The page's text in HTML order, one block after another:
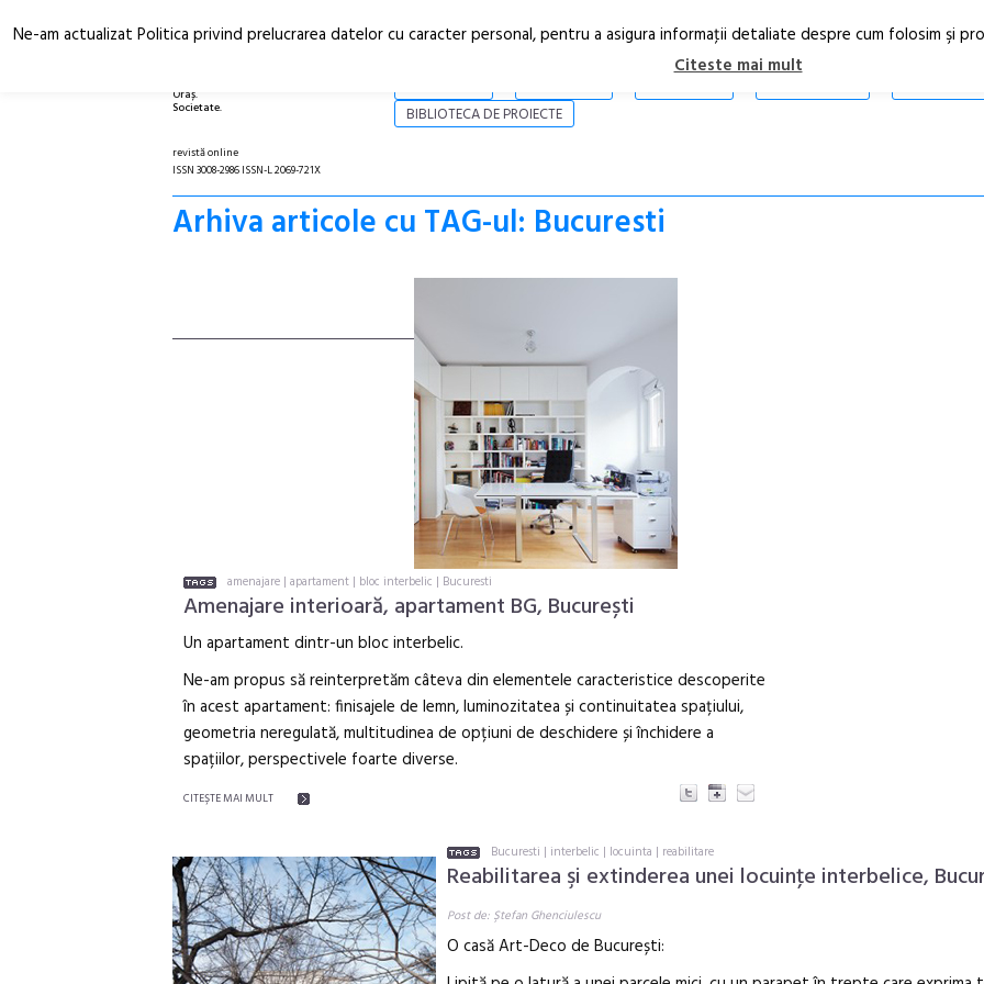
Oraș.
Societate.
BIBLIOTECA DE PROIECTE
revistă online
ISSN 3008-2986 ISSN-L 2069-721X
Arhiva articole cu TAG-ul: Bucuresti
amenajare | apartament | bloc interbelic | Bucuresti
Amenajare interioară, apartament BG, București
Un apartament dintr-un bloc interbelic.
Ne-am propus să reinterpretăm câteva din elementele caracteristice descoperite
în acest apartament: finisajele de lemn, luminozitatea și continuitatea spațiului,
geometria neregulată, multitudinea de opțiuni de deschidere și închidere a
spațiilor, perspectivele foarte diverse.
CITEŞTE MAI MULT
Bucuresti | interbelic | locuinta | reabilitare
Reabilitarea şi extinderea unei locuinţe interbelice,
Post de: Ştefan Ghenciulescu
O casă Art-Deco de București:
Ne-am actualizat Politica privind prelucrarea datelor cu caracter personal, pentru a asigura informaţii detaliate despre cum folosim şi
Citeste mai mult